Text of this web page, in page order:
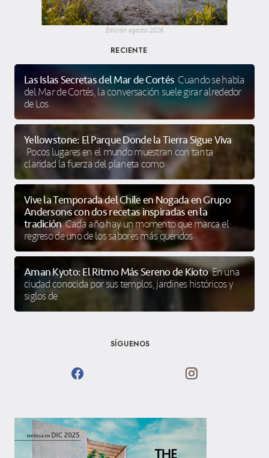
Edición agosto 2026
RECIENTE
Las Islas Secretas del Mar de Cortés Cuando se habla
del Mar de Cortés, la conversación suele girar alrededor
de Los
Yellowstone: El Parque Donde la Tierra Sigue Viva
Pocos lugares en el mundo muestran con tanta
claridad la fuerza del planeta como
Vive la Temporada del Chile en Nogada en Grupo
Anderson’s con dos recetas inspiradas en la
tradición Cada año hay un momento que marca el
regreso de uno de los sabores más queridos
Aman Kyoto: El Ritmo Más Sereno de Kioto En una
ciudad conocida por sus templos, jardines históricos y
siglos de
SÍGUENOS